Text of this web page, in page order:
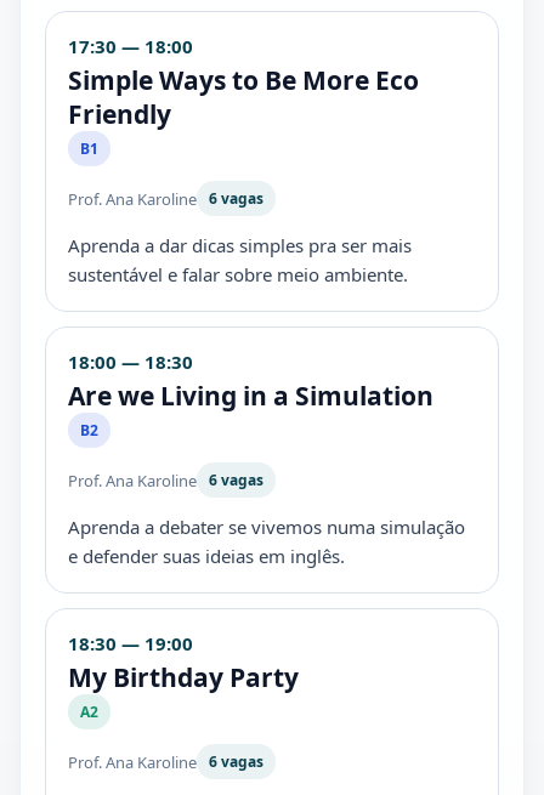
17:30 — 18:00
Simple Ways to Be More Eco
Friendly
B1
Prof. Ana Karoline 6 vagas
Aprenda a dar dicas simples pra ser mais
sustentável e falar sobre meio ambiente.
18:00 — 18:30
Are we Living in a Simulation
B2
Prof. Ana Karoline 6 vagas
Aprenda a debater se vivemos numa simulação
e defender suas ideias em inglês.
18:30 — 19:00
My Birthday Party
A2
Prof. Ana Karoline 6 vagas